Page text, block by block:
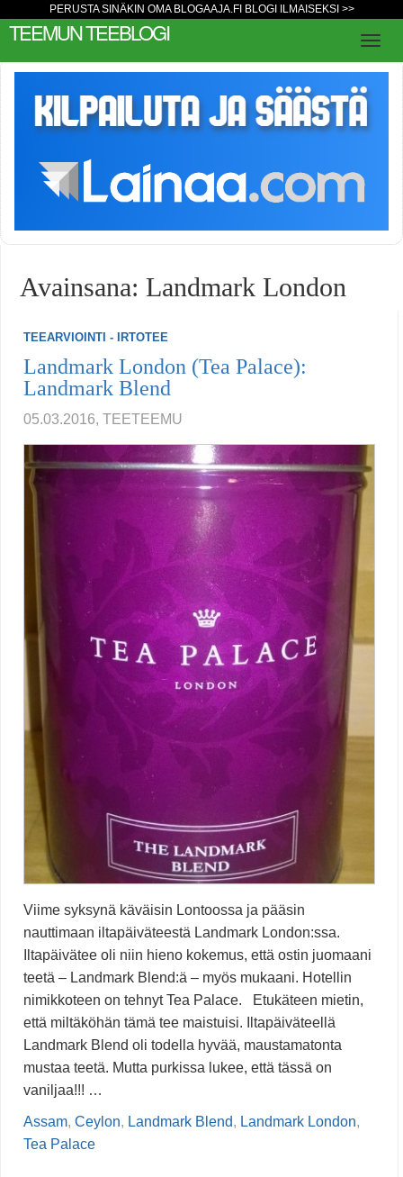
PERUSTA SINÄKIN OMA BLOGAAJA.FI BLOGI ILMAISEKSI >>
TEEMUN TEEBLOGI
Avainsana: Landmark London
TEEARVIOINTI - IRTOTEE
Landmark London (Tea Palace):
Landmark Blend
05.03.2016, TEETEEMU
Viime syksynä käväisin Lontoossa ja pääsin
nauttimaan iltapäiväteestä Landmark London:ssa.
Iltapäivätee oli niin hieno kokemus, että ostin juomaani
teetä – Landmark Blend:ä – myös mukaani. Hotellin
nimikkoteen on tehnyt Tea Palace. Etukäteen mietin,
että miltäköhän tämä tee maistuisi. Iltapäiväteellä
Landmark Blend oli todella hyvää, maustamatonta
mustaa teetä. Mutta purkissa lukee, että tässä on
vaniljaa!!! …
Assam, Ceylon, Landmark Blend, Landmark London,
Tea Palace